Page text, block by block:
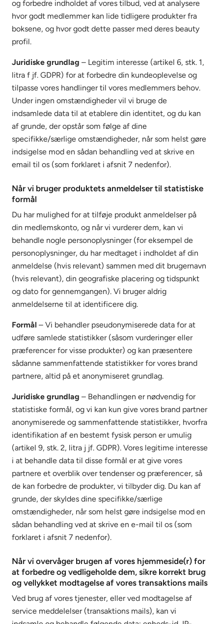
og forbedre indholdet af vores tilbud, ved at analysere
hvor godt medlemmer kan lide tidligere produkter fra
boksene, og hvor godt dette passer med deres beauty
profil.
Juridiske grundlag – Legitim interesse (artikel 6, stk. 1,
litra f jf. GDPR) for at forbedre din kundeoplevelse og
tilpasse vores handlinger til vores medlemmers behov.
Under ingen omstændigheder vil vi bruge de
indsamlede data til at etablere din identitet, og du kan
af grunde, der opstår som følge af dine
specifikke/særlige omstændigheder, når som helst gøre
indsigelse mod en sådan behandling ved at skrive en
email til os (som forklaret i afsnit 7 nedenfor).
Når vi bruger produktets anmeldelser til statistiske
formål
Du har mulighed for at tilføje produkt anmeldelser på
din medlemskonto, og når vi vurderer dem, kan vi
behandle nogle personoplysninger (for eksempel de
personoplysninger, du har medtaget i indholdet af din
anmeldelse (hvis relevant) sammen med dit brugernavn
(hvis relevant), din geografiske placering og tidspunkt
og dato for gennemgangen). Vi bruger aldrig
anmeldelserne til at identificere dig.
Formål – Vi behandler pseudonymiserede data for at
udføre samlede statistikker (såsom vurderinger eller
præferencer for visse produkter) og kan præsentere
sådanne sammenfattende statistikker for vores brand
partnere, altid på et anonymiseret grundlag.
Juridiske grundlag – Behandlingen er nødvendig for
statistiske formål, og vi kan kun give vores brand partner
anonymiserede og sammenfattende statistikker, hvorfra
identifikation af en bestemt fysisk person er umulig
(artikel 9, stk. 2, litra j jf. GDPR). Vores legitime interesse
i at behandle data til disse formål er at give vores
partnere et overblik over tendenser og præferencer, så
de kan forbedre de produkter, vi tilbyder dig. Du kan af
grunde, der skyldes dine specifikke/særlige
omstændigheder, når som helst gøre indsigelse mod en
sådan behandling ved at skrive en e-mail til os (som
forklaret i afsnit 7 nedenfor).
Når vi overvåger brugen af vores hjemmeside(r) for
at forbedre og vedligeholde dem, sikre korrekt brug
og vellykket modtagelse af vores transaktions mails
Ved brug af vores tjenester, eller ved modtagelse af
service meddelelser (transaktions mails), kan vi